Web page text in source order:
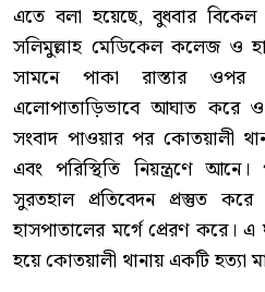
এতে বলা হয়েছে, বুধবার বিকেল
সলিমুল্লাহ মেডিকেল কলেজ ও
সামনে পাকা রাস্তার
এলোপাতাড়িভাবে আঘাত করে
সংবাদ পাওয়ার পর কোতয়ালী
এবং পরিস্থিতি নিয়ন্ত্রণে
সুরতহাল প্রতিবেদন প্রস্তুত
হাসপাতালের মর্গে প্রেরণ করে।
হয়ে কোতয়ালী থানায় একটি হত্যা